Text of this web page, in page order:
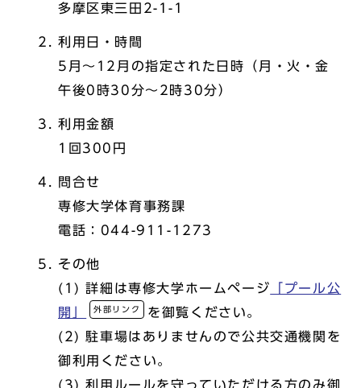
多摩区東三田2-1-1
利用日・時間
5月～12月の指定された日時（月・火・金
午後0時30分～2時30分）
利用金額
1回300円
問合せ
専修大学体育事務課
電話：044-911-1273
その他
(1) 詳細は専修大学ホームページ 「プール公
開」
外部リンク
を御覧ください。
(2) 駐車場はありませんので公共交通機関を
御利用ください。
(3) 利用ルールを守っていただける方のみ御